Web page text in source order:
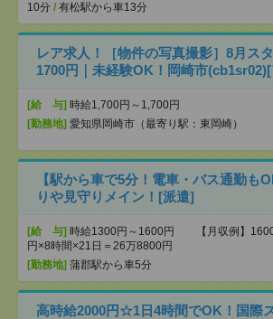
10分 / 有松駅から車13分
レア求人！［物件の写真撮影］8月ス
1700円｜未経験OK！岡崎市
[給 与] 時給1,700円～1,700円
[勤務地] 愛知県岡崎市（最寄り駅：東岡崎）
【駅から車で5分！電車・バス通勤も
りや見守りメイン！[派遣]
[給 与] 時給1300円～1600円 【月収例】
円×8時間×21日＝26万8800円
[勤務地] 蒲郡駅から車5分
高時給2000円☆1日4時間でOK！国際